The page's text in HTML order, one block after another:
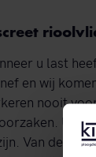
u last
en wij
nooit
Uw
Van der